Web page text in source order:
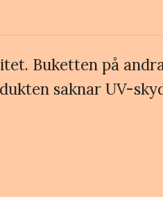
Buketten på
saknar UV-